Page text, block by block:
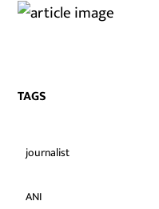
TAGS
journalist
ANI